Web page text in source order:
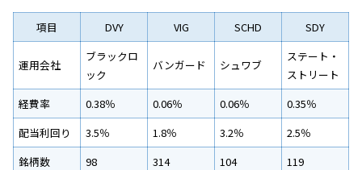
項目 DVY VIG SCHD SDY
運用会社
ブラックロ
ック
バンガード シュワブ
ステート・
ストリート
経費率
0.38％ 0.06％ 0.06％
0.35％
配当利回り
3.5％ 1.8％ 3.2％
2.5％
銘柄数
98 314 104
119